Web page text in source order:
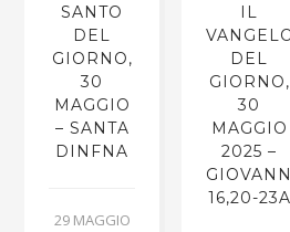
SANTO
DEL
GIORNO,
30
MAGGIO
– SANTA
DINFNA
29 MAGGIO
IL
DEL
GIORNO,
30
MAGGIO
2025 –
16,20-23A